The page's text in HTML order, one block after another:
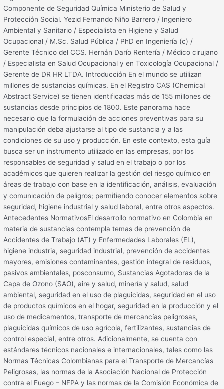
Componente de Seguridad Química Ministerio de Salud y
Protección Social. Yezid Fernando Niño Barrero / Ingeniero
Ambiental y Sanitario / Especialista en Higiene y Salud
Ocupacional / M.Sc. Salud Pública / PhD en Ingeniería (c) /
Gerente Técnico del CCS. Hernán Darío Rentería / Médico cirujano
/ Especialista en Salud Ocupacional y en Toxicología Ocupacional /
Gerente de DR HR LTDA. Introducción En el mundo se utilizan
millones de sustancias químicas. En el Registro CAS (Chemical
Abstract Service) se tienen identificadas más de 155 millones de
sustancias desde principios de 1800. Este panorama hace
necesario que la formulación de acciones preventivas para su
manipulación deba ajustarse al tipo de sustancia y a las
condiciones de su uso y producción. En este contexto, esta guía
busca ser un instrumento utilizado en las empresas, por los
responsables de seguridad y salud en el trabajo o por los
académicos que quieren realizar la gestión del riesgo químico en
áreas de trabajo con base en la identificación, análisis, evaluación
y comunicación de peligros; permitiendo conocer elementos sobre
seguridad, higiene industrial y salud laboral, entre otros aspectos.
Antecedentes NormativosEl desarrollo normativo en Colombia en
materia de sustancias contempla temas de prevención de
Accidentes de Trabajo (AT) y Enfermedades Laborales (EL),
higiene industria, seguridad industrial, prevención de accidentes
mayores, emisiones contaminantes, gestión integral de residuos,
pasivos ambientales, posconsumo, Sustancias Agotadoras de la
Capa de Ozono (SAO), aire y salud, minería y salud, salud
ambiental, seguridad en el uso de plaguicidas, seguridad en el uso
de productos químicos en el hogar, seguridad en la producción y el
uso de medicamentos, transporte de mercancías peligrosas,
plaguicidas químicos de uso agrícola, fertilizantes, sustancias de
control especial, entre otros. Adicionalmente, se cuenta con
estándares técnicos nacionales e internacionales, tales como las
Normas Técnicas Colombianas para el Transporte de Mercancías
Peligrosas, las normas de la Asociación Nacional de Protección
contra el Fuego – NFPA y las normas de la Comisión Económica de